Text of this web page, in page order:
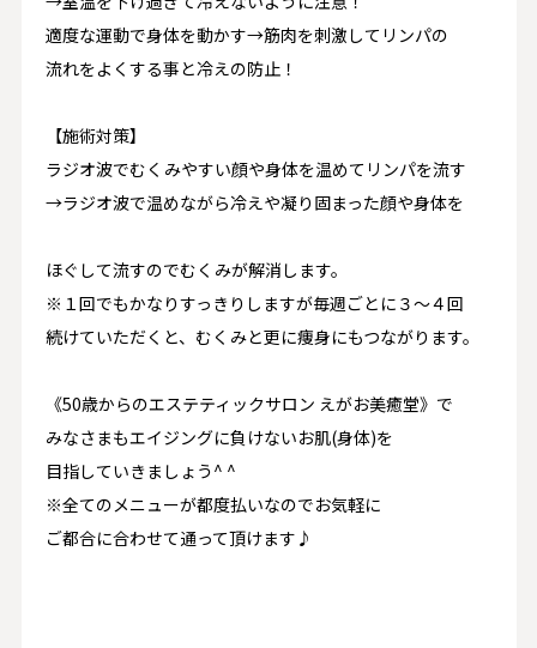
適度な運動で身体を動かす→筋肉を刺激してリンパの
流れをよくする事と冷えの防止！
【施術対策】
ラジオ波でむくみやすい顔や身体を温めてリンパを流す
→ラジオ波で温めながら冷えや凝り固まった顔や身体を
ほぐして流すのでむくみが解消します。
※１回でもかなりすっきりしますが毎週ごとに３～４回
続けていただくと、むくみと更に痩身にもつながります。
《50歳からのエステティックサロン えがお美癒堂》で
みなさまもエイジングに負けないお肌(身体)を
目指していきましょう^ ^
※全てのメニューが都度払いなのでお気軽に
ご都合に合わせて通って頂けます♪